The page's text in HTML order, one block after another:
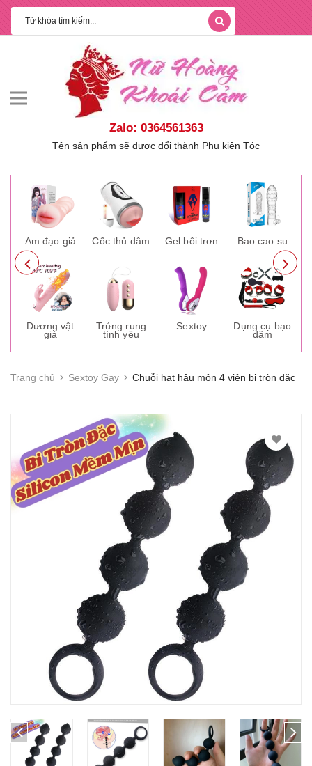
Zalo: 0364561363
Tên sản phẩm sẽ được đổi thành Phụ kiện Tóc
Âm đạo giả
Dương vật
giả
Cốc thủ dâm
Trứng rung
tình yêu
Gel bôi trơn
Sextoy
Bao cao su
Dụng cụ bạo
dâm
Trang chủ Sextoy Gay Chuỗi hạt hậu môn 4 viên bi tròn đặc